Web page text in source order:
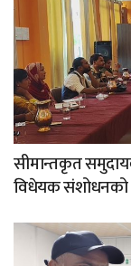
सीमान्तकृत
विधेयक संशोधनको